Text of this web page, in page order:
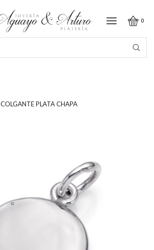
0
COLGANTE PLATA CHAPA